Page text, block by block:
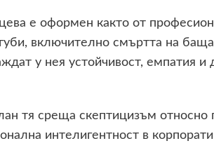
е оформен както от
включително смъртта на
у нея устойчивост, емпатия
тя среща скептицизъм
интелигентност в